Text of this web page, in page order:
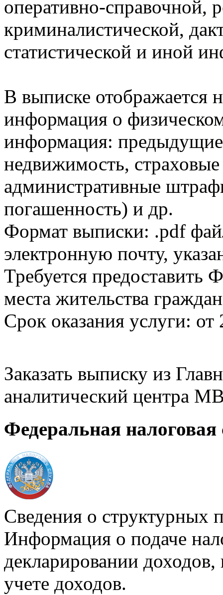
оперативно-справочной,
криминалистической,
статистической и иной
В выписке отображается
информация о
информация:
недвижимость,
административные
погашенность) и др.
Формат выписки: .pdf
электронную почту,
Требуется
места жительства
Срок оказания услуги: от
Заказать выписку из
аналитический центра
Федеральная налоговая
Сведения о структурных
Информация о подаче
декларировании доходов,
учете доходов.